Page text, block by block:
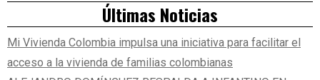
mitigación
factores
externos
en
Últimas Noticias
Mi Vivienda Colombia impulsa una iniciativa para facilitar el
acceso a la vivienda de familias colombianas